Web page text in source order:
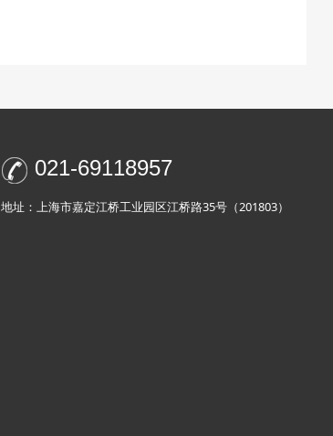
021-69118957
地址：上海市嘉定江桥工业园区江桥路35号（201803）